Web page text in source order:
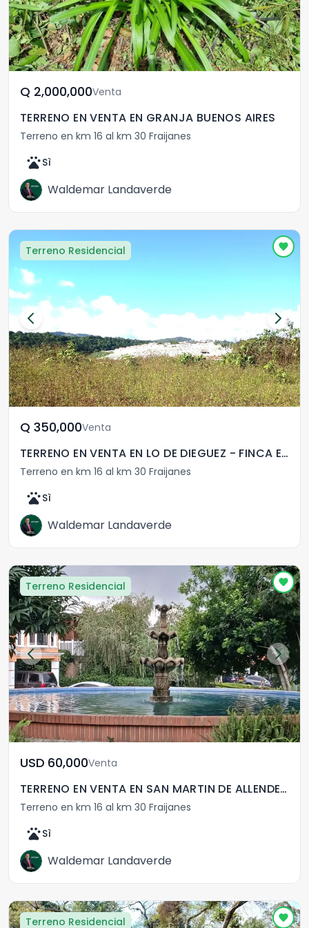
Q	2,000,000Venta
TERRENO EN VENTA EN GRANJA BUENOS AIRES
Terreno en km 16 al km 30 Fraijanes
petsSì
Waldemar Landaverde
Terreno Residencial
Q	350,000Venta
TERRENO EN VENTA EN LO DE DIEGUEZ - FINCA EL MAGUEY
Terreno en km 16 al km 30 Fraijanes
petsSì
Waldemar Landaverde
Terreno Residencial
USD	60,000Venta
TERRENO EN VENTA EN SAN MARTIN DE ALLENDE - CES
Terreno en km 16 al km 30 Fraijanes
petsSì
Waldemar Landaverde
Terreno Residencial